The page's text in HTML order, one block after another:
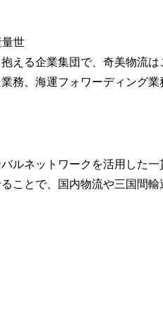
世
える企業集団で、奇美物流
務、海運フォワーディング
ルネットワークを活用した
ことで、国内物流や三国間